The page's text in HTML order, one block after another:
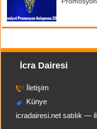
İcra Dairesi
İletişim
Künye
icradairesi.net satılık —